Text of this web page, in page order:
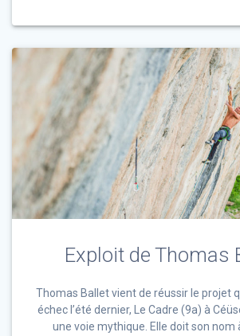
Exploit de Thomas
Thomas Ballet vient de réussir le projet
échec l’été dernier, Le Cadre (9a) à
une voie mythique. Elle doit son nom